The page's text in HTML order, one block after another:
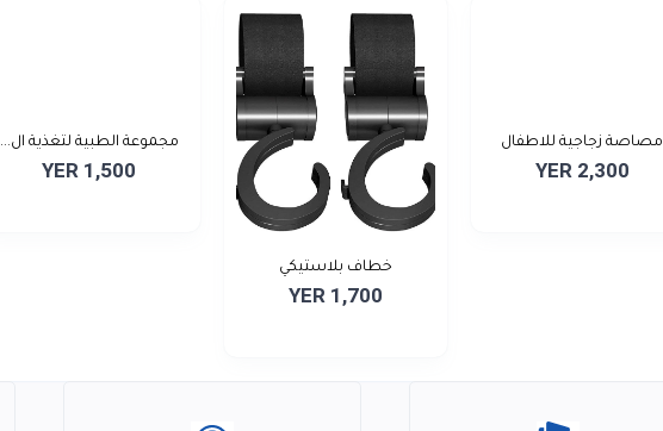
مصاصة زجاجية للاطفال
YER 2,300
خطاف بلاستيكي
YER 1,700
مجموعة الطبية لتغذية ال...
YER 1,500